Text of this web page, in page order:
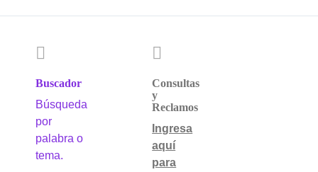
Buscador
Búsqueda
por
palabra o
tema.
Consultas
y
Reclamos
Ingresa
aquí
para